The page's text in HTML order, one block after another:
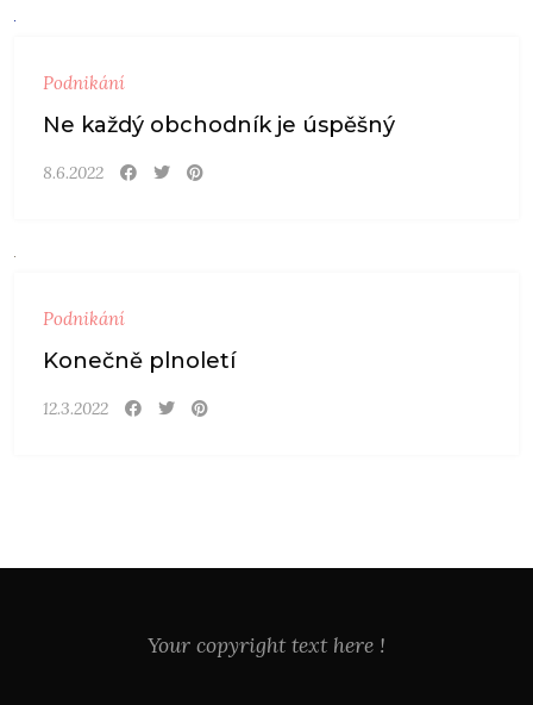
Podnikání
Ne každý obchodník je úspěšný
8.6.2022
Podnikání
Konečně plnoletí
12.3.2022
Your copyright text here !